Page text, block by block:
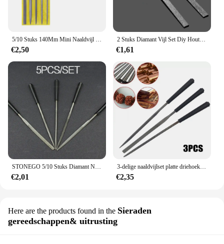
5/10 Stuks 140Mm Mini Naaldvijl Set Diy Hout Rasp Vijl Naald Sieraden Polijsten Snijwerk Diamantvijl Handig Gereedschap Keramische Ambachten
€2,50
2 Stuks Diamant Vijl Set Diy Hout Rasp Vijl Naald Sieraden Polijsten Gereedschap Metalen Steen Slijpen Platte Diamant Naaldvijl
€1,61
STONEGO 5/10 Stuks Diamant Naaldvijl Set DIY Houtrasp Naald Sieraden Polijsten Graveren Diamant Bestand Handige keramische Craft Tool
€2,01
3-delige naaldvijlset platte driehoek ronde vijl voor het polijsten van metaal steen glas keramiek houtsnijwerk ambachtelijke vijlen handgereedschap
€2,35
Here are the products found in the Sieraden
gereedschappen& uitrusting